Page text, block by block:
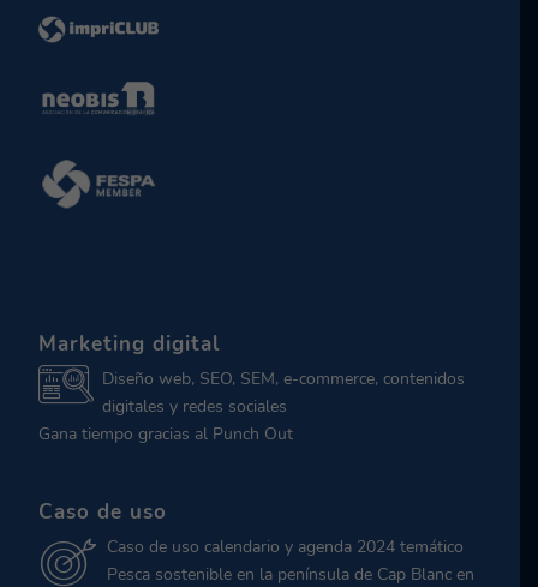
Marketing digital
Diseño web, SEO, SEM, e-commerce, contenidos
digitales y redes sociales
Gana tiempo gracias al Punch Out
Caso de uso
Caso de uso calendario y agenda 2024 temático
Pesca sostenible en la península de Cap Blanc en